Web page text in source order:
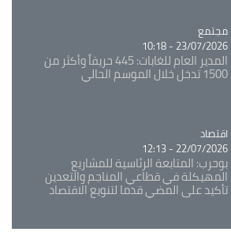
Catégorie
مجتمع
23/07/2026 - 10:18
المدير العام للغابات: 445 حريقاً وأكثر من
1500 تدخل خلال الموسم الحالي
Catégorie
اقتصاد
22/07/2026 - 12:13
بوحرب: المتابعة الرئاسية للمشاريع
المهيكلة في قطاعي المناجم والتعدين
تأكيد على المضي قدما لتنويع الاقتصاد